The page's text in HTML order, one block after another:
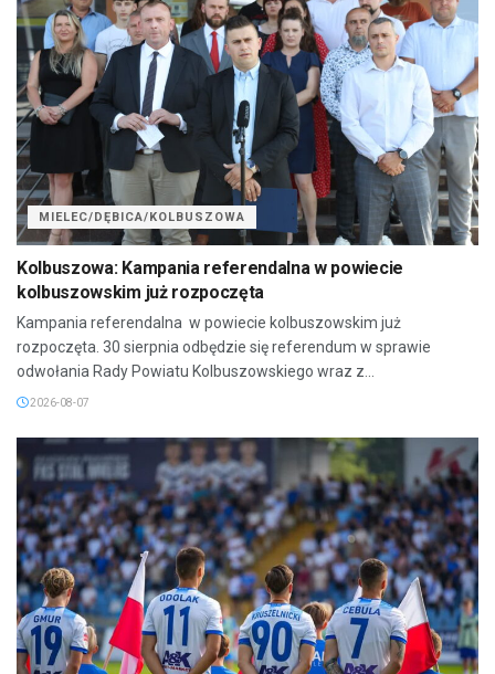
MIELEC/DĘBICA/KOLBUSZOWA
Kolbuszowa: Kampania referendalna w powiecie
kolbuszowskim już rozpoczęta
Kampania referendalna w powiecie kolbuszowskim już
rozpoczęta. 30 sierpnia odbędzie się referendum w sprawie
odwołania Rady Powiatu Kolbuszowskiego wraz z...
2026-08-07